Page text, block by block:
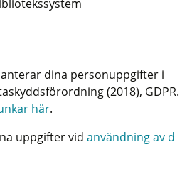
dina personuppgifter i
(2018), GDPR.
här.
uppgifter vid användning av d